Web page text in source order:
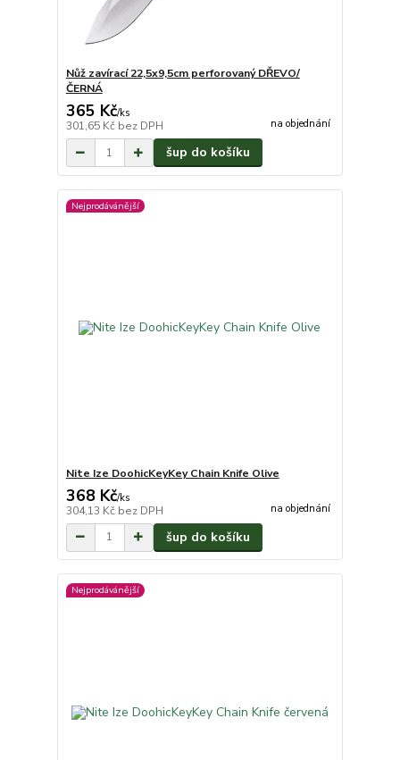
Nůž zavírací 22,5x9,5cm perforovaný DŘEVO/
ČERNÁ
365 Kč/ks
301,65 Kč bez DPH na objednání
šup do košíku
Nejprodávánější
Nite Ize DoohicKeyKey Chain Knife Olive
368 Kč/ks
304,13 Kč bez DPH na objednání
šup do košíku
Nejprodávánější